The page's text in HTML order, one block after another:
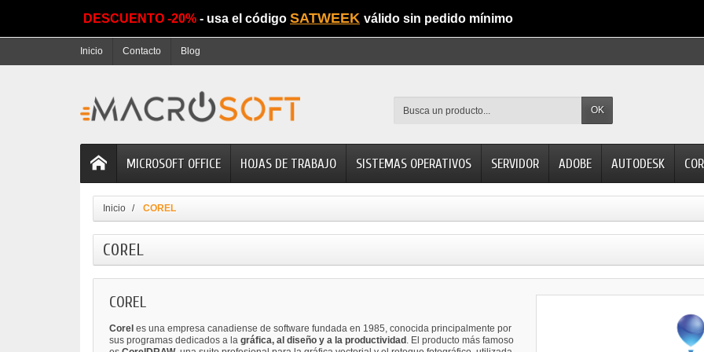
DESCUENTO -20% - usa el código SATWEEK válido sin pedido mínimo
Inicio Contacto Blog
OK
MICROSOFT OFFICE HOJAS DE TRABAJO SISTEMAS OPERATIVOS SERVIDOR ADOBE AUTODESK
Inicio COREL
COREL
COREL
Corel es una empresa canadiense de software fundada en 1985, conocida principalmente por
sus programas dedicados a la gráfica, al diseño y a la productividad . El producto más famoso